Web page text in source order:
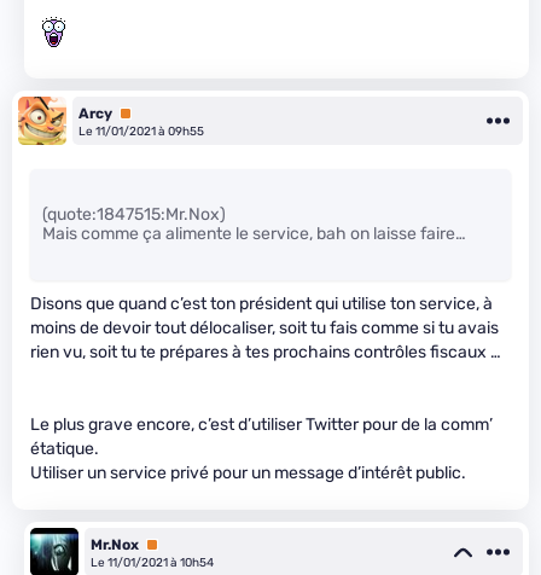
Arcy Premium
Le 11/01/2021 à 09h55
(quote:1847515:Mr.Nox)
Mais comme ça alimente le service, bah on laisse faire…
Disons que quand c’est ton président qui utilise ton service, à
moins de devoir tout délocaliser, soit tu fais comme si tu avais
rien vu, soit tu te prépares à tes prochains contrôles fiscaux …
Le plus grave encore, c’est d’utiliser Twitter pour de la comm’
étatique.
Utiliser un service privé pour un message d’intérêt public.
Mr.Nox Premium
Le 11/01/2021 à 10h54